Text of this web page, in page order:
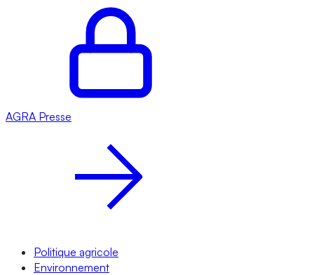
AGRA Presse
Politique agricole
Environnement